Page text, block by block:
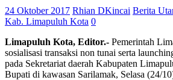
24 Oktober 2017 Rhian DKincai Berita
Kab. Limapuluh Kota 0
Limapuluh Kota, Editor.- Pemerintah
sosialisasi transaksi non tunai serta
pada Sekretariat daerah Kabupaten
Bupati di kawasan Sarilamak, Selasa (24/